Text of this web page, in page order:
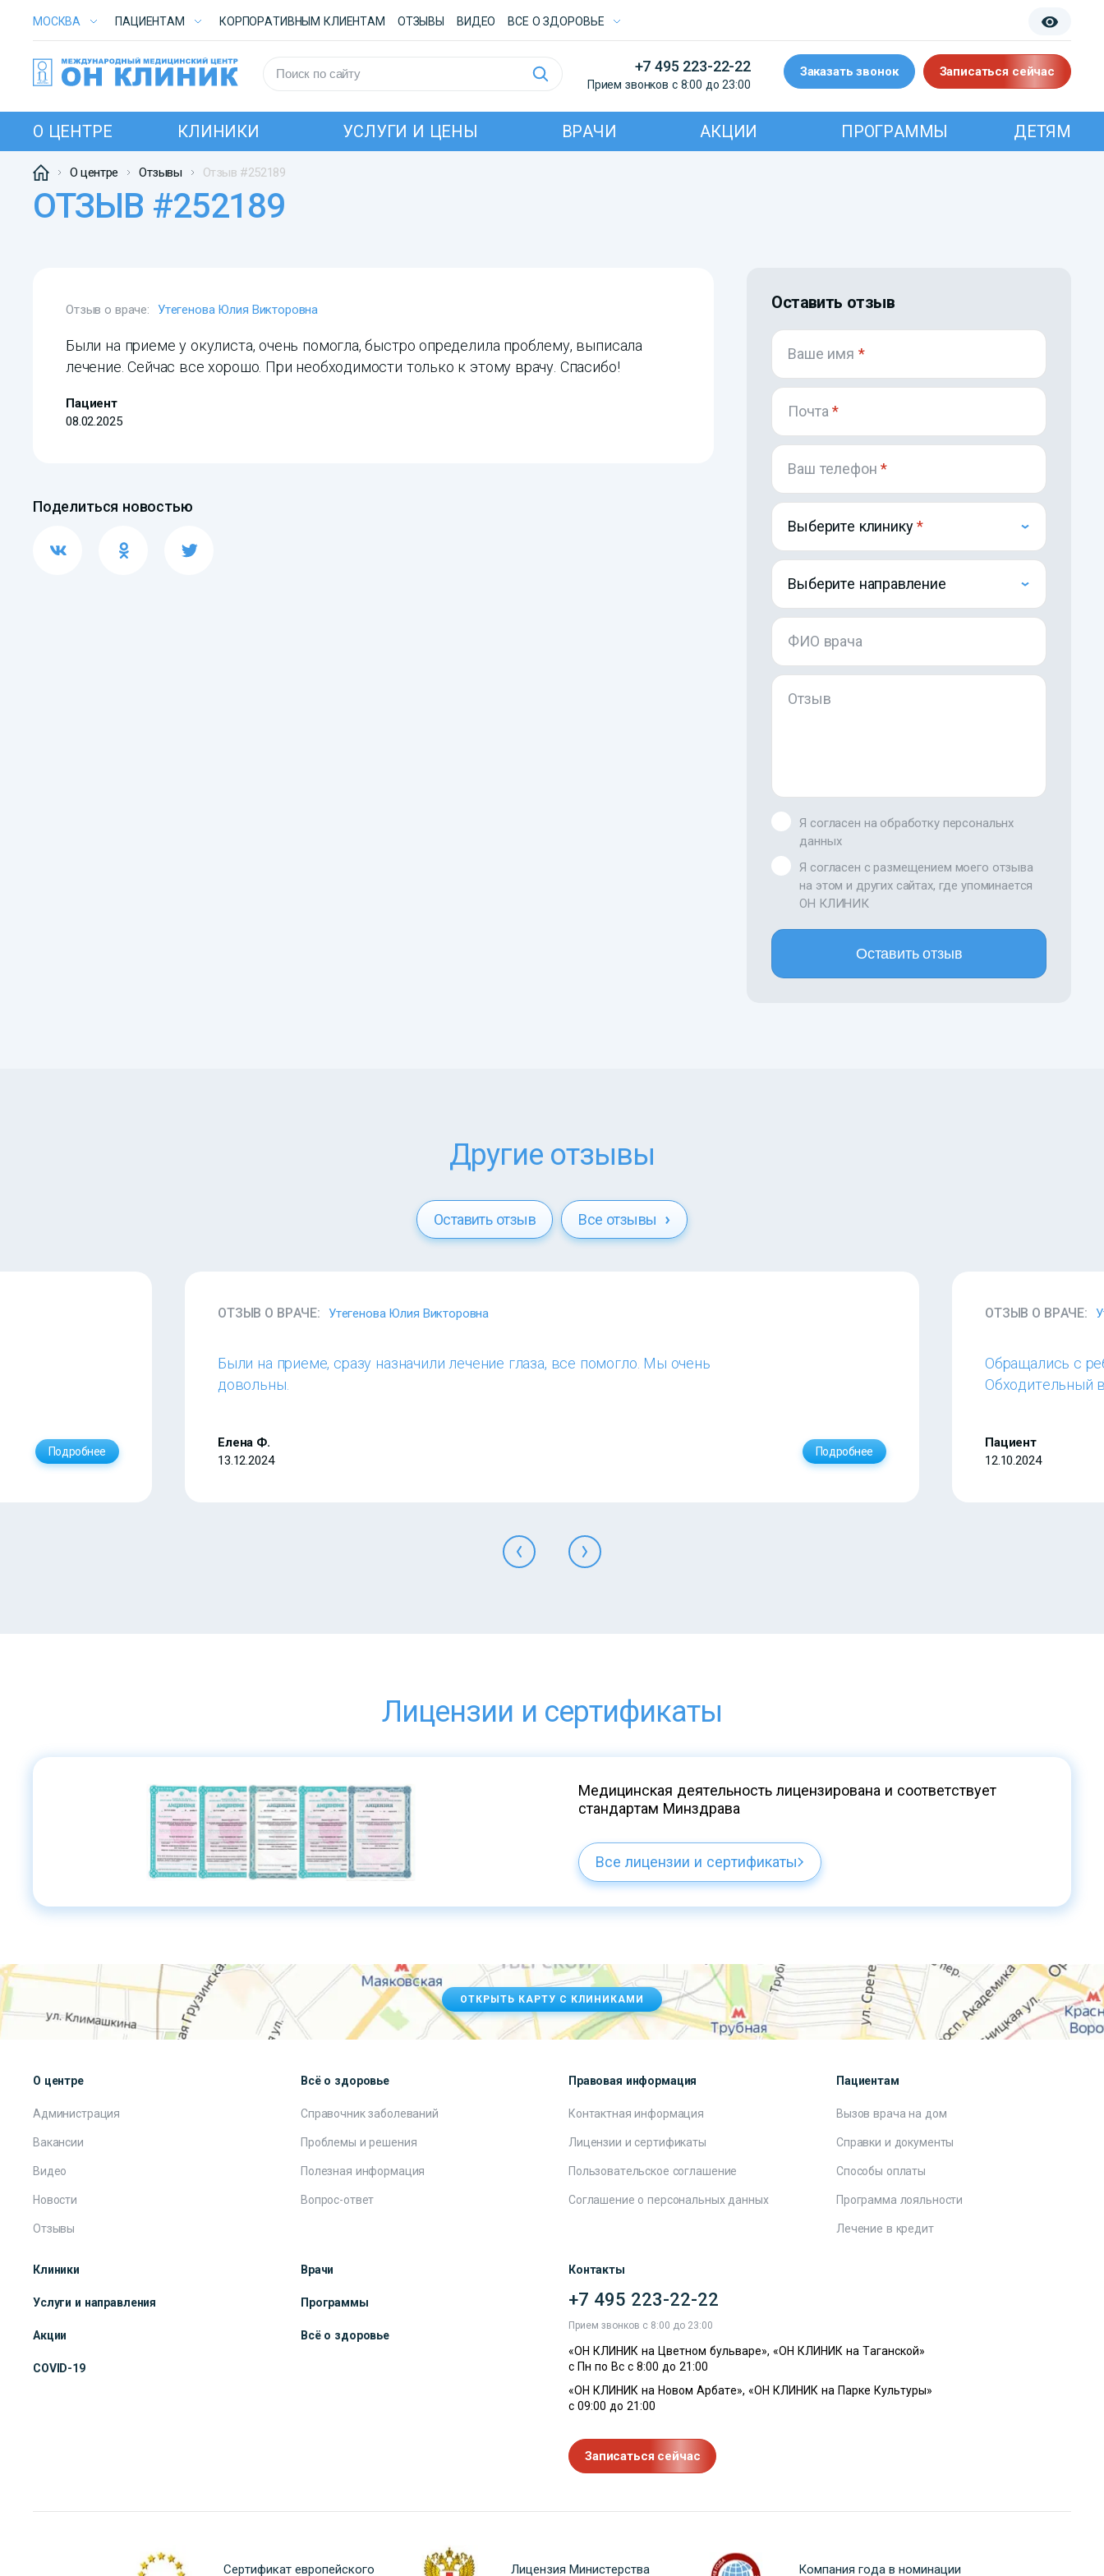
МОСКВА ПАЦИЕНТАМ КОРПОРАТИВНЫМ КЛИЕНТАМ ОТЗЫВЫ ВИДЕО ВСE О ЗДОРОВЬЕ
+7 495 223-22-22
Прием звонков с 8:00 до 23:00
Заказать звонок Записаться сейчас
О ЦЕНТРЕ КЛИНИКИ УСЛУГИ И ЦЕНЫ ВРАЧИ АКЦИИ ПРОГРАММЫ ДЕТЯМ
О центре Отзывы Отзыв #252189
ОТЗЫВ #252189
Отзыв о враче: Утегенова Юлия Викторовна
Были на приеме у окулиста, очень помогла, быстро определила проблему, выписала
лечение. Сейчас все хорошо. При необходимости только к этому врачу. Спасибо!
Пациент
08.02.2025
Поделиться новостью
Оставить отзыв
Ваше имя *
Почта*
Ваш телефон*
Выберите клинику
Выберите направление
ФИО врача
Отзыв
Я согласен на обработку персональнх
данных
Я согласен с размещением моего отзыва
на этом и других сайтах, где упоминается
ОН КЛИНИК
Оставить отзыв
Другие отзывы
Оставить отзыв Все отзывы
Подробнее
ОТЗЫВ О ВРАЧЕ: Утегенова Юлия Викторовна
Были на приеме, сразу назначили лечение глаза, все помогло. Мы очень
довольны.
Елена Ф.
13.12.2024
Подробнее
ОТЗЫВ О ВРАЧЕ:
Обращались с
Обходительный
Пациент
12.10.2024
Лицензии и сертификаты
Медицинская деятельность лицензирована и соответствует
стандартам Минздрава
Все лицензии и сертификаты
ОТКРЫТЬ КАРТУ С КЛИНИКАМИ
О центре
Администрация
Вакансии
Видео
Новости
Отзывы
Всё о здоровье
Справочник заболеваний
Проблемы и решения
Полезная информация
Вопрос-ответ
Правовая информация
Контактная информация
Лицензии и сертификаты
Пользовательское соглашение
Соглашение о персональных данных
Пациентам
Вызов врача на дом
Справки и документы
Способы оплаты
Программа лояльности
Лечение в кредит
Клиники Врачи
Услуги и направления Программы
Акции Всё о здоровье
COVID-19
Контакты
+7 495 223-22-22
Прием звонков с 8:00 до 23:00
«ОН КЛИНИК на Цветном бульваре», «ОН КЛИНИК на Таганской»
с Пн по Вс с 8:00 до 21:00
«ОН КЛИНИК на Новом Арбате», «ОН КЛИНИК на Парке Культуры»
с 09:00 до 21:00
Записаться сейчас
Сертификат европейского Лицензия Министерства Компания года в номинации